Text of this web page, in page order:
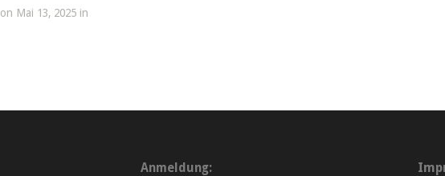
on Mai 13, 2025 in
Anmeldung: